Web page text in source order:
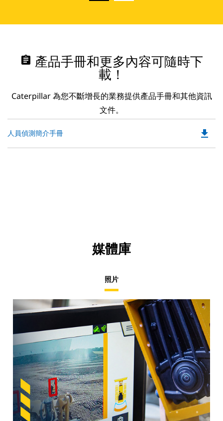
assignment 產品手冊和更多內容可隨時下
載！
Caterpillar 為您不斷增長的業務提供產品手冊和其他資訊
文件。
人員偵測簡介手冊 file_download
媒體庫
照片